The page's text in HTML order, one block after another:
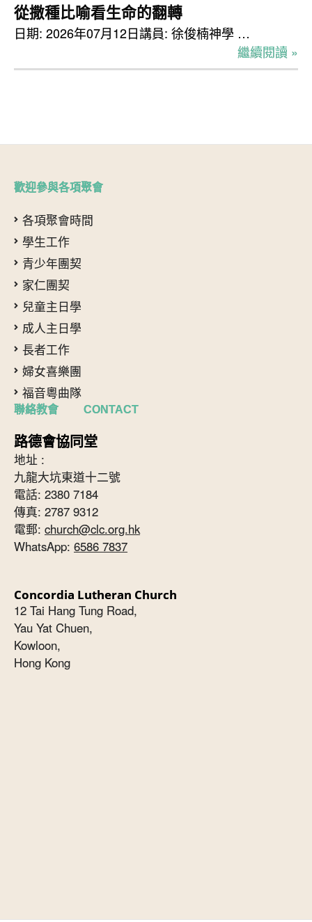
從撒種比喻看生命的翻轉
日期: 2026年07月12日講員: 徐俊楠神學 …
繼續閱讀 »
歡迎參與各項聚會
各項聚會時間
學生工作
青少年團契
家仁團契
兒童主日學
成人主日學
長者工作
婦女喜樂團
福音粵曲隊
聯絡教會 CONTACT
路德會協同堂
地址 :
九龍大坑東道十二號
電話: 2380 7184
傳真: 2787 9312
電郵: church@clc.org.hk
WhatsApp: 6586 7837
Concordia Lutheran Church
12 Tai Hang Tung Road,
Yau Yat Chuen,
Kowloon,
Hong Kong